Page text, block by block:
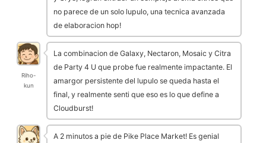
no parece de un solo lupulo, una tecnica avanzada
de elaboracion hop!
Riho-
kun
La combinacion de Galaxy, Nectaron, Mosaic y Citra
de Party 4 U que probe fue realmente impactante. El
amargor persistente del lupulo se queda hasta el
final, y realmente senti que eso es lo que define a
Cloudburst!
A 2 minutos a pie de Pike Place Market! Es genial